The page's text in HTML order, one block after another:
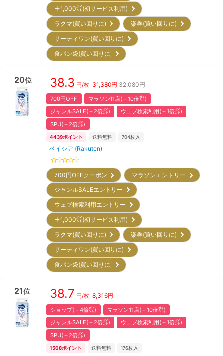
＋1,000㌽(初サービス利用)
ラクマ(買い回りに)
楽券(買い回りに)
サーティワン(買い回りに)
食パン袋(買い回りに)
20位 38.3 円/枚 31,380円 32,080円
700円OFF
マラソン11店(＋10倍㌽)
ジャンルSALE(＋2倍㌽)
ウェブ検索利用(＋1倍㌽)
SPU(＋2倍㌽)
4439ポイント 送料無料 704枚入
ベイシア (Rakuten)
700円OFFクーポン
マラソンエントリー
ジャンルSALEエントリー
ウェブ検索利用エントリー
＋1,000㌽(初サービス利用)
ラクマ(買い回りに)
楽券(買い回りに)
サーティワン(買い回りに)
食パン袋(買い回りに)
21位 38.7 円/枚 8,316円
ショップ(＋4倍㌽)
マラソン11店(＋10倍㌽)
ジャンルSALE(＋2倍㌽)
ウェブ検索利用(＋1倍㌽)
SPU(＋2倍㌽)
1508ポイント 送料無料 176枚入